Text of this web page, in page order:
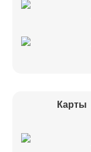
Карты